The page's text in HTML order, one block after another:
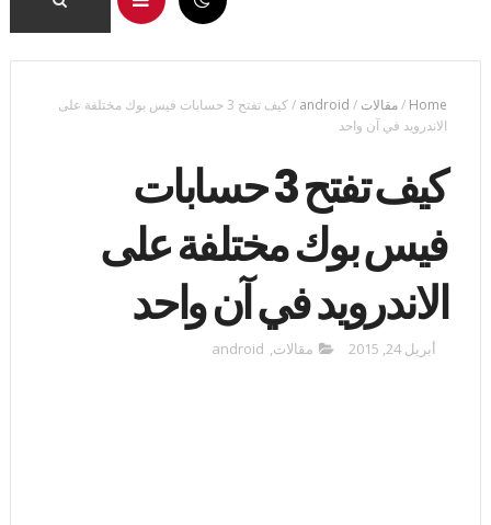
Home
/مقالات /
android
/
كيف تفتح 3 حسابات فيس بوك مختلفة على
الاندرويد في آن واحد
كيف تفتح 3 حسابات
فيس بوك مختلفة على
الاندرويد في آن واحد
أبريل 24, 2015 مقالات,
android